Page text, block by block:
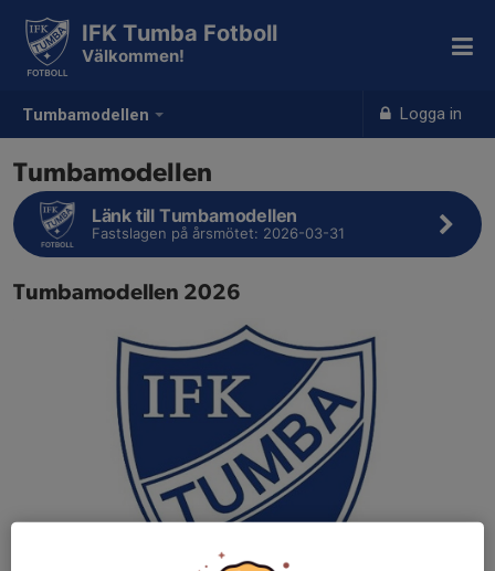
Tumbamodellen Logga in
IFK Tumba Fotboll
Välkommen!
Tumbamodellen
Länk till Tumbamodellen
Fastslagen på årsmötet: 2026-03-31
Tumbamodellen 2026